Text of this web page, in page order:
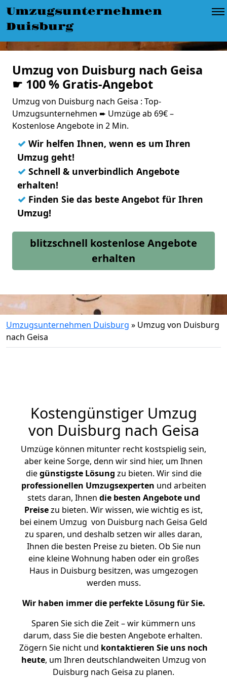
Umzugsunternehmen
Duisburg
Umzug von Duisburg nach Geisa
☛ 100 % Gratis-Angebot
Umzug von Duisburg nach Geisa : Top-
Umzugsunternehmen ➨ Umzüge ab 69€ –
Kostenlose Angebote in 2 Min.
✓ Wir helfen Ihnen, wenn es um Ihren
Umzug geht!
✓ Schnell & unverbindlich Angebote
erhalten!
✓ Finden Sie das beste Angebot für Ihren
Umzug!
blitzschnell kostenlose Angebote
erhalten
Umzugsunternehmen Duisburg » Umzug von Duisburg
nach Geisa
Kostengünstiger Umzug
von Duisburg nach Geisa
Umzüge können mitunter recht kostspielig sein,
aber keine Sorge, denn wir sind hier, um Ihnen
diegünstigste Lösung zu bieten. Wir sind die
professionellen Umzugsexperten und arbeiten
stets daran, Ihnen die besten Angebote und
Preisezu bieten. Wir wissen, wie wichtig es ist,
bei einem Umzug von Duisburg nach Geisa Geld
zu sparen, und deshalb setzen wir alles daran,
Ihnen die besten Preise zu bieten. Ob Sie nun
eine kleine Wohnung haben oder ein großes
Haus in Duisburg besitzen, was umgezogen
werden muss.
Wir haben immer die perfekte Lösung für Sie.
Sparen Sie sich die Zeit – wir kümmern uns
darum, dass Sie die besten Angebote erhalten.
Zögern Sie nicht und kontaktieren Sie uns noch
heute, um Ihren deutschlandweiten Umzug von
Duisburg nach Geisa zu planen.